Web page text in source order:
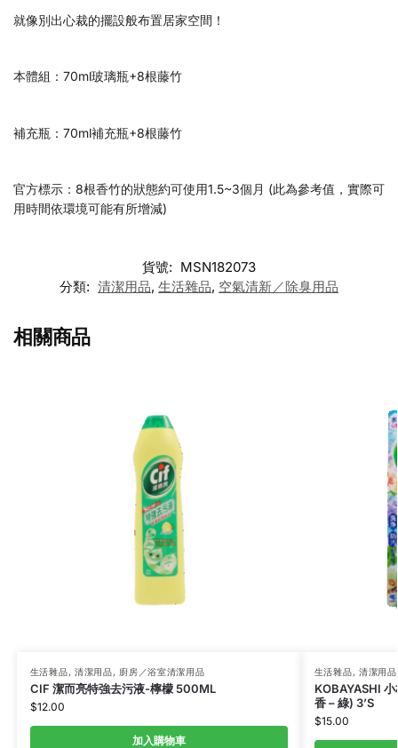
就像別出心裁的擺設般布置居家空間！
本體組：70ml玻璃瓶+8根藤竹
補充瓶：70ml補充瓶+8根藤竹
官方標示：8根香竹的狀態約可使用1.5~3個月 (此為參考值，實際可
用時間依環境可能有所增減)
貨號: MSN182073
分類: 清潔用品, 生活雜品, 空氣清新／除臭用品
相關商品
生活雜品, 清潔用品, 廚房／浴室清潔用品
CIF 潔而亮特強去污液-檸檬 500ML
$12.00
加入購物車
生活雜品, 清潔用品
KOBAYASHI
香 – 綠) 3’S
$15.00